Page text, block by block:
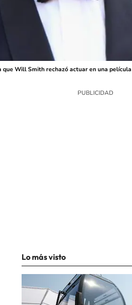
Will Smith rechazó actuar en una
Lo más visto